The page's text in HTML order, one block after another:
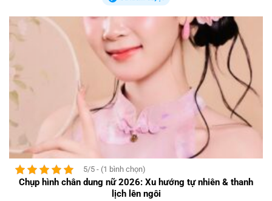
5/5 - (1 bình chọn)
Chụp hình chân dung nữ 2026: Xu hướng tự nhiên & thanh
lịch lên ngôi